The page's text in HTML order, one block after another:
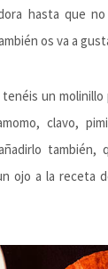
hasta que
os va a
tenéis un
clavo,
también,
ojo a la receta